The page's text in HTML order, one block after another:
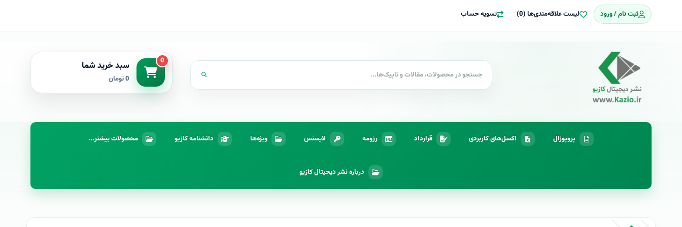
ثبت نام / ورود لیست علاقه‌مندی‌ها (0) تسویه حساب
0 سبد خرید شما
0 تومان
پروپوزال اکسل‌های کاربردی قرارداد رزومه لایسنس ویژه‌ها دانشنامه کازیو محصولات بیشتر...
درباره نشر دیجیتال کازیو